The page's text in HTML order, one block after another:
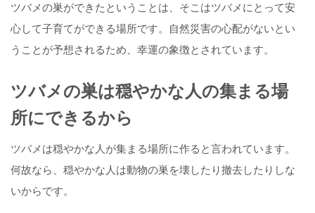
ツバメの巣ができたということは、そこはツバメにとって安
心して子育てができる場所です。自然災害の心配がないとい
うことが予想されるため、幸運の象徴とされています。
ツバメの巣は穏やかな人の集まる場
所にできるから
ツバメは穏やかな人が集まる場所に作ると言われています。
何故なら、穏やかな人は動物の巣を壊したり撤去したりしな
いからです。